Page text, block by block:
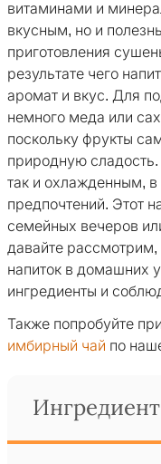
витаминами и
вкусным, но и
приготовления
результате чего
аромат и вкус. Для
немного меда или
поскольку фрукты
природную
так и охлажденным,
предпочтений. Этот
семейных вечеров
давайте рассмотрим,
напиток в домашних
ингредиенты и
Также попробуйте
имбирный чай по